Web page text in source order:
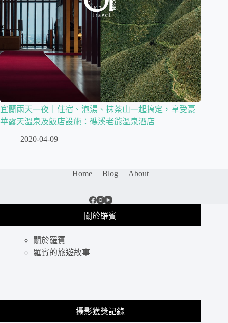
宜蘭兩天一夜｜住宿、泡湯、抹茶山一起搞定，享受豪
華露天溫泉及飯店設施：礁溪老爺溫泉酒店
2020-04-09
Home Blog About
關於羅賓
關於羅賓
羅賓的旅遊故事
攝影獲獎記錄